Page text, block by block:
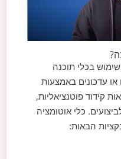
בכלי תוכנה
עדכונים באמצעות
קידוד פוטנציאליות,
כלי אוטומציה
הבאות: